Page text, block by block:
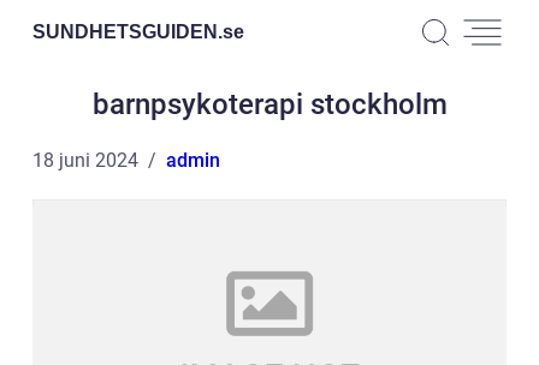
SUNDHETSGUIDEN.se
barnpsykoterapi stockholm
18 juni 2024 admin